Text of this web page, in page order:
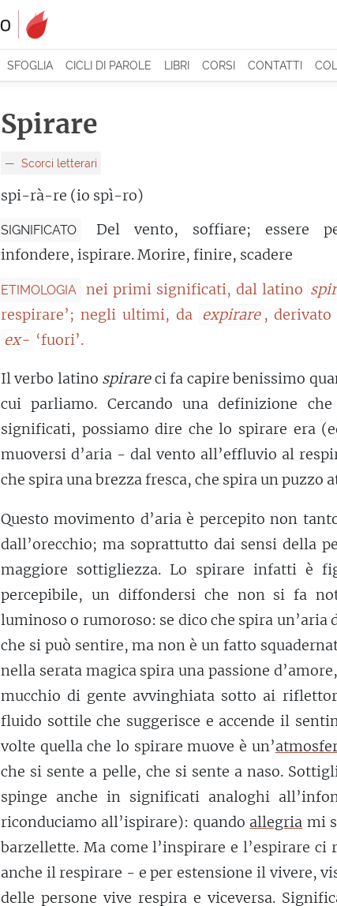
SFOGLIA CICLI DI PAROLE LIBRI CORSI CONTATTI
Spirare
Scorci letterari
spi-rà-re (io spì-ro)
SIGNIFICATO
Del vento, soffiare; essere
infondere, ispirare. Morire, finire, scadere
ETIMOLOGIA nei primi significati, dal latino
respirare’; negli ultimi, da expirare , derivato
ex- ‘fuori’.
Il verbo latino spirareci fa capire benissimo
cui parliamo. Cercando una definizione
significati, possiamo dire che lo spirare era
muoversi d’aria - dal vento all’effluvio al
che spira una brezza fresca, che spira un puzzo
Questo movimento d’aria è percepito non
dall’orecchio; ma soprattutto dai sensi della
maggiore sottigliezza. Lo spirare infatti è
percepibile, un diffondersi che non si fa
luminoso o rumoroso: se dico che spira
che si può sentire, ma non è un fatto
nella serata magica spira una passione
mucchio di gente avvinghiata sotto ai
fluido sottile che suggerisce e accende il
volte quella che lo spirare muove è un’
che si sente a pelle, che si sente a naso.
spinge anche in significati analoghi
riconduciamo all’ispirare): quando allegria mi
barzellette. Ma come l’inspirare e l’espirare ci
anche il respirare - e per estensione il vivere,
delle persone vive respira e viceversa.